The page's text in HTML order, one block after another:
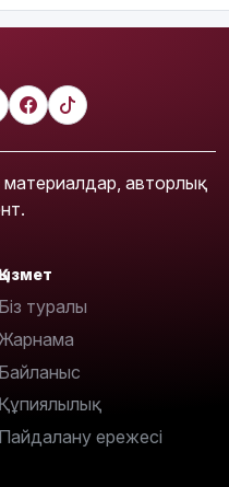
материалдар, авторлық
Біз туралы
Байланыс
Құпиялылық
Пайдалану ережесі